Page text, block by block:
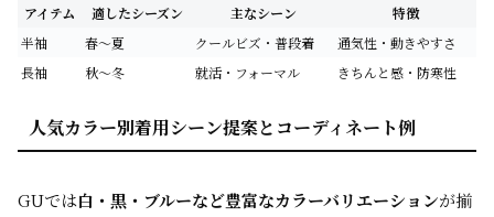
アイテム 適したシーズン 主なシーン
特徴
半袖
春～夏 クールビズ・普段着
通気性・動きやすさ
長袖
秋～冬 就活・フォーマル きちんと感・防寒性
人気カラー別着用シーン提案とコーディネート例
GUでは白・黒・ブルーなど豊富なカラーバリエーションが揃